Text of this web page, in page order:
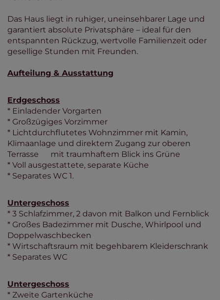
Das Haus liegt in ruhiger, uneinsehbarer Lage und
garantiert absolute Privatsphäre – ideal für den
entspannten Rückzug, wertvolle Familienzeit oder
gesellige Stunden mit Freunden.
Aufteilung & Ausstattung
Erdgeschoss
* Einladender Vorgarten
* Großzügiges Vorzimmer
* Lichtdurchflutetes Wohnzimmer mit Kamin,
Klimaanlage und direktem Zugang zur oberen
Terrasse mit traumhaftem Blick ins Grüne
* Voll ausgestattete, separate Küche
* Separates WC 1.
Untergeschoss
* 3 Schlafzimmer, 2 davon mit Balkon und Fernblick
* Großes Badezimmer mit Dusche, Whirlpool und
Doppelwaschbecken
* Wirtschaftsraum mit begehbarem Kleiderschrank
* Separates WC
Untergeschoss
* Zweite Gartenküche